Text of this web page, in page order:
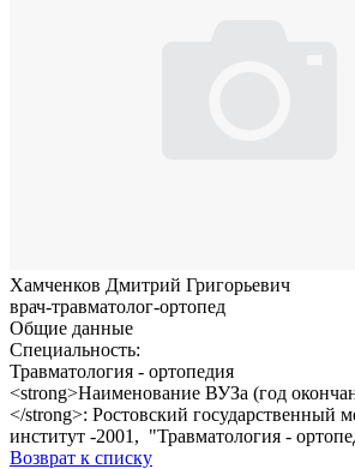
Хамченков Дмитрий Григорьевич
врач-травматолог-ортопед
Общие данные
Специальность:
Травматология - ортопедия
<strong>Наименование ВУЗа (год
</strong>: Ростовский государственный
институт -2001, "Травматология -
Возврат к списку